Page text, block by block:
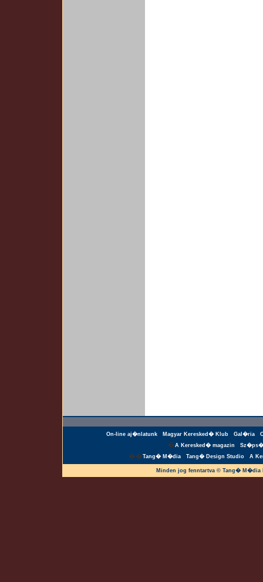
On-line aj�nlatunk Magyar Keresked� Klub Gal�ria
�A Keresked� magazin
��Tang� M�dia Tang� Design Studio A
Minden jog fenntartva © Tang�